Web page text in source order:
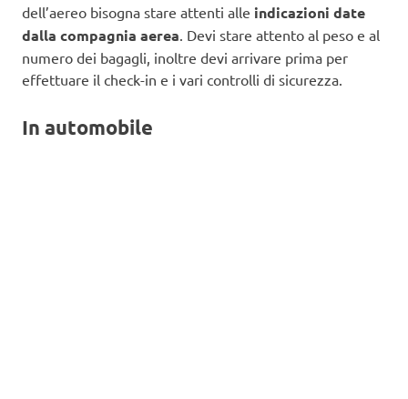
dell’aereo bisogna stare attenti alle indicazioni date
dalla compagnia aerea . Devi stare attento al peso e al
numero dei bagagli, inoltre devi arrivare prima per
effettuare il check-in e i vari controlli di sicurezza.
In automobile